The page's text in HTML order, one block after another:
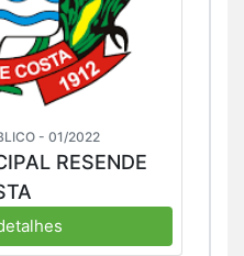
- 01/2022
RESENDE